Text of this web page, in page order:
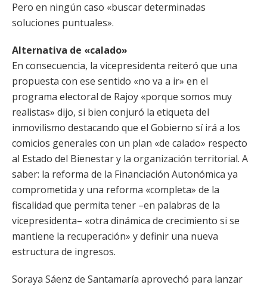
Pero en ningún caso «buscar determinadas
soluciones puntuales».
Alternativa de «calado»
En consecuencia, la vicepresidenta reiteró que una
propuesta con ese sentido «no va a ir» en el
programa electoral de Rajoy «porque somos muy
realistas» dijo, si bien conjuró la etiqueta del
inmovilismo destacando que el Gobierno sí irá a los
comicios generales con un plan «de calado» respecto
al Estado del Bienestar y la organización territorial. A
saber: la reforma de la Financiación Autonómica ya
comprometida y una reforma «completa» de la
fiscalidad que permita tener –en palabras de la
vicepresidenta– «otra dinámica de crecimiento si se
mantiene la recuperación» y definir una nueva
estructura de ingresos.
Soraya Sáenz de Santamaría aprovechó para lanzar